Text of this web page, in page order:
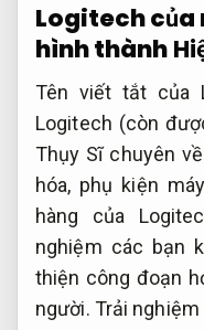
Logitech của
hình thành
Tên viết tắt của
Logitech (còn
Thụy Sĩ chuyên
hóa, phụ kiện
hàng của
nghiệm các bạn
thiện công đoạn
người. Trải